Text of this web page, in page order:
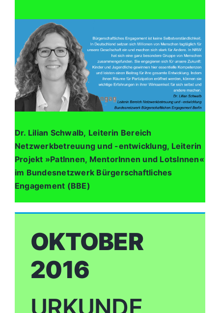
Dr. Lilian Schwalb, Leiterin Bereich
Netzwerkbetreuung und -entwicklung, Leiterin
Projekt »PatInnen, MentorInnen und LotsInnen«
im Bundesnetzwerk Bürgerschaftliches
Engagement (BBE)
OKTOBER
2016
URKUNDE